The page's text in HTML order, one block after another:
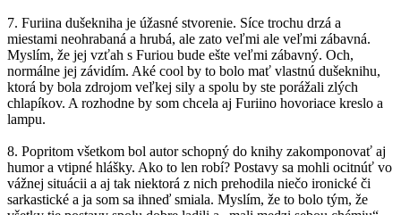
7. Furiina dušekniha je úžasné stvorenie. Síce trochu drzá a
miestami neohrabaná a hrubá, ale zato veľmi ale veľmi zábavná.
Myslím, že jej vzťah s Furiou bude ešte veľmi zábavný. Och,
normálne jej závidím. Aké cool by to bolo mať vlastnú dušeknihu,
ktorá by bola zdrojom veľkej sily a spolu by ste porážali zlých
chlapíkov. A rozhodne by som chcela aj Furiino hovoriace kreslo a
lampu.
8. Popritom všetkom bol autor schopný do knihy zakomponovať aj
humor a vtipné hlášky. Ako to len robí? Postavy sa mohli ocitnúť vo
vážnej situácii a aj tak niektorá z nich prehodila niečo ironické či
sarkastické a ja som sa ihneď smiala. Myslím, že to bolo tým, že